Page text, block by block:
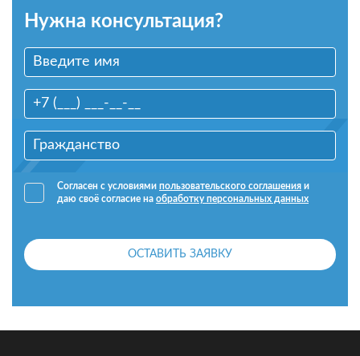
Нужна консультация?
Согласен с условиями пользовательского соглашения и
даю своё согласие на обработку персональных данных
ОСТАВИТЬ ЗАЯВКУ